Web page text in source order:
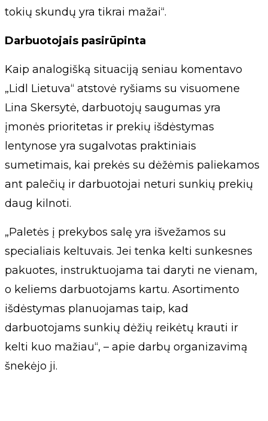
tokių skundų yra tikrai mažai“.
Darbuotojais pasirūpinta
Kaip analogišką situaciją seniau komentavo
„Lidl Lietuva“ atstovė ryšiams su visuomene
Lina Skersytė, darbuotojų saugumas yra
įmonės prioritetas ir prekių išdėstymas
lentynose yra sugalvotas praktiniais
sumetimais, kai prekės su dėžėmis paliekamos
ant palečių ir darbuotojai neturi sunkių prekių
daug kilnoti.
„Paletės į prekybos salę yra išvežamos su
specialiais keltuvais. Jei tenka kelti sunkesnes
pakuotes, instruktuojama tai daryti ne vienam,
o keliems darbuotojams kartu. Asortimento
išdėstymas planuojamas taip, kad
darbuotojams sunkių dėžių reikėtų krauti ir
kelti kuo mažiau“, – apie darbų organizavimą
šnekėjo ji.